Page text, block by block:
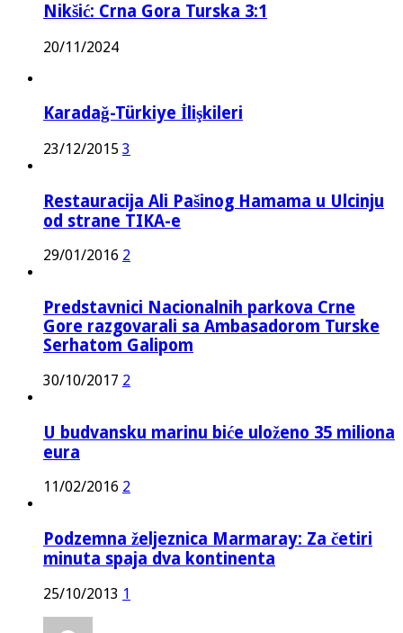
Nikšić: Crna Gora Turska 3:1
20/11/2024
Karadağ-Türkiye İlişkileri
23/12/2015 3
Restauracija Ali Pašinog Hamama u Ulcinju
od strane TIKA-e
29/01/2016 2
Predstavnici Nacionalnih parkova Crne
Gore razgovarali sa Ambasadorom Turske
Serhatom Galipom
30/10/2017 2
U budvansku marinu biće uloženo 35 miliona
eura
11/02/2016 2
Podzemna željeznica Marmaray: Za četiri
minuta spaja dva kontinenta
25/10/2013 1